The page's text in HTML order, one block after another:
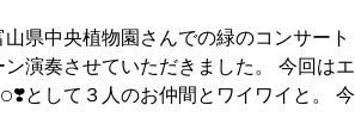
山県中央植物園さんでの緑のコンサート
演奏させていただきました。 今回はエ
として３人のお仲間とワイワイと。 今